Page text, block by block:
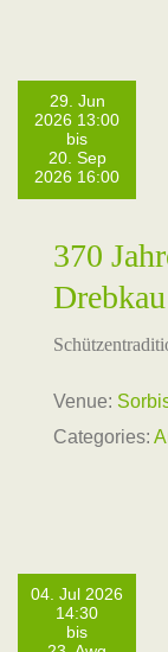
29. Jun
2026 13:00
bis
20. Sep
2026 16:00
370
Drebkau
Venue:
Categories:
04. Jul 2026
14:30
bis